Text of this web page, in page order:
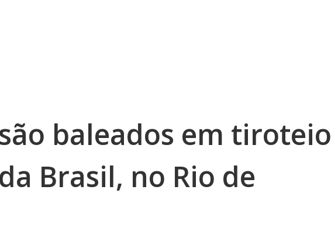
baleados em tiroteio
Brasil, no Rio de